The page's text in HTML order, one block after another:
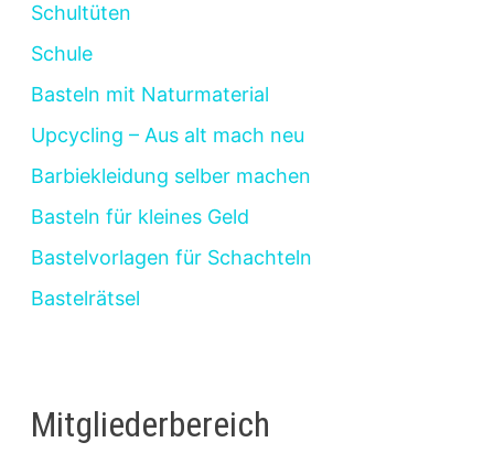
Schultüten
Schule
Basteln mit Naturmaterial
Upcycling – Aus alt mach neu
Barbiekleidung selber machen
Basteln für kleines Geld
Bastelvorlagen für Schachteln
Bastelrätsel
Mitgliederbereich